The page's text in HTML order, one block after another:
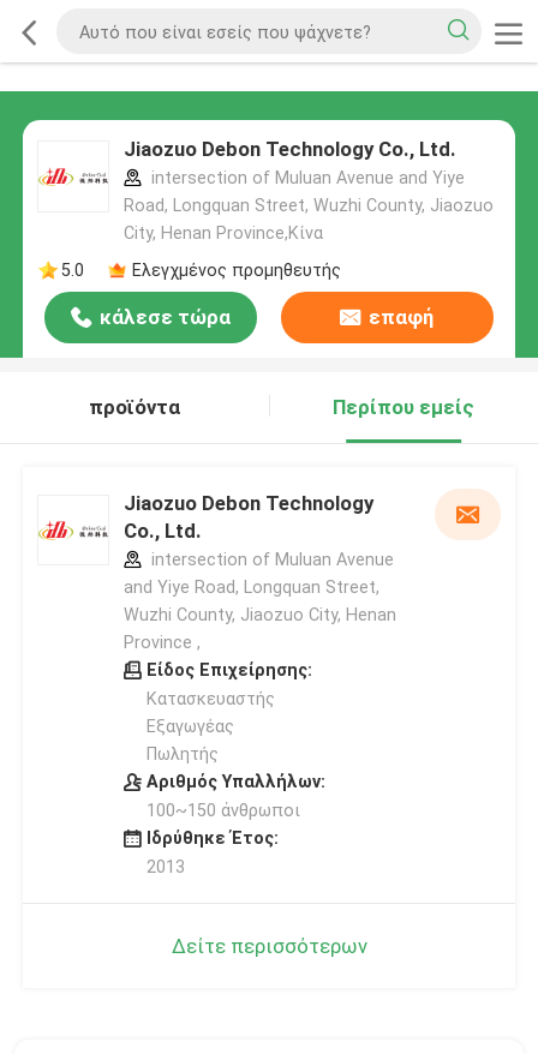
Jiaozuo Debon Technology Co., Ltd.
intersection of Muluan Avenue and Yiye
Road, Longquan Street, Wuzhi County, Jiaozuo
City, Henan Province,Κίνα
5.0
Ελεγχμένος προμηθευτής
κάλεσε τώρα επαφή
προϊόντα Περίπου εμείς
Jiaozuo Debon Technology
Co., Ltd.
intersection of Muluan Avenue
and Yiye Road, Longquan Street,
Wuzhi County, Jiaozuo City, Henan
Province ,
Είδος Επιχείρησης:
Κατασκευαστής
Εξαγωγέας
Πωλητής
Αριθμός Υπαλλήλων:
100~150 άνθρωποι
Ιδρύθηκε Έτος:
2013
Δείτε περισσότερων